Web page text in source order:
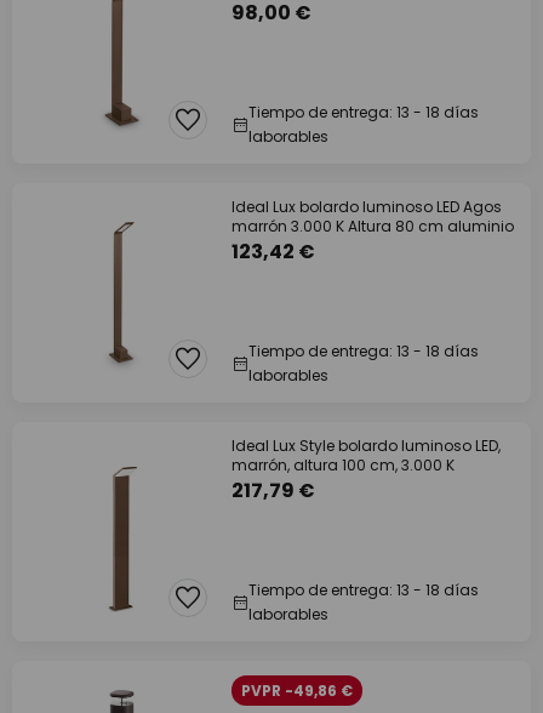
98,00 €
Tiempo de entrega: 13 - 18 días
laborables
Ideal Lux bolardo luminoso LED Agos
marrón 3.000 K Altura 80 cm aluminio
123,42 €
Tiempo de entrega: 13 - 18 días
laborables
Ideal Lux Style bolardo luminoso LED,
marrón, altura 100 cm, 3.000 K
217,79 €
Tiempo de entrega: 13 - 18 días
laborables
PVPR -49,86 €